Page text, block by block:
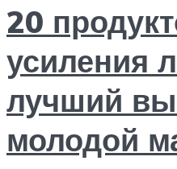
20
усиления
лучший
молодой